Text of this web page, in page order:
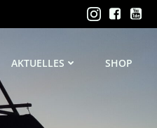
AKTUELLES SHOP